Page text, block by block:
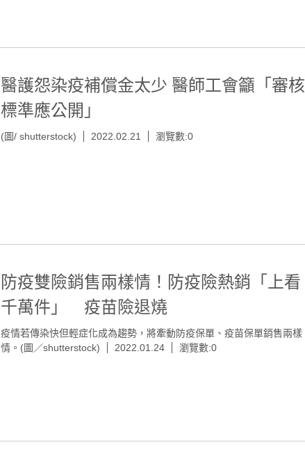
醫護怨染疫補償金太少 醫師工會籲「審核
標準應公開」
(圖/ shutterstock) 2022.02.21 瀏覽數:0
防疫雙險銷售兩樣情！防疫險熱銷「上看
千萬件」 疫苗險退燒
疫情若傳染快但輕症化成為趨勢，將牽動防疫保單、疫苗保單銷售兩樣
情。(圖／shutterstock)
2022.01.24 瀏覽數:0